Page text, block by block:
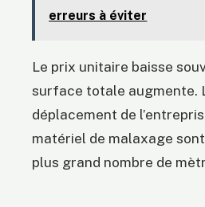
erreurs à éviter
Le prix unitaire baisse
surface totale augmente.
déplacement de
matériel de malaxage
plus grand nombre de